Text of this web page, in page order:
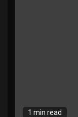
1 min read